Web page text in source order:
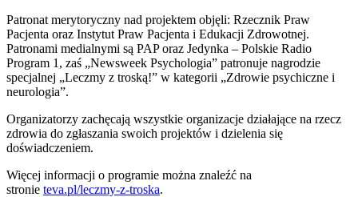
Patronat merytoryczny nad projektem objęli: Rzecznik Praw
Pacjenta oraz Instytut Praw Pacjenta i Edukacji Zdrowotnej.
Patronami medialnymi są PAP oraz Jedynka – Polskie Radio
Program 1, zaś „Newsweek Psychologia” patronuje nagrodzie
specjalnej „Leczmy z troską!” w kategorii „Zdrowie psychiczne i
neurologia”.
Organizatorzy zachęcają wszystkie organizacje działające na rzecz
zdrowia do zgłaszania swoich projektów i dzielenia się
doświadczeniem.
Więcej informacji o programie można znaleźć na
stronie teva.pl/leczmy-z-troska.